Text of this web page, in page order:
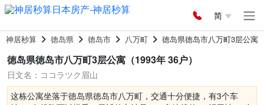
简
神居秒算 徳岛県 徳岛市 八万町 徳岛県徳岛市八万町3层公寓
徳岛県徳岛市八万町3层公寓（1993年 36户）
日文名：ココラツク眉山
这栋公寓坐落于徳岛県徳岛市八万町，交通十分便捷，有3个车